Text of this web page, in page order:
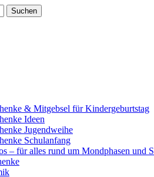
& Mitgebsel für Kindergeburtstag
Ideen
Jugendweihe
Schulanfang
– für alles rund um Mondphasen und